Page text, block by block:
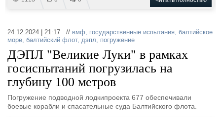
24.12.2024 | 21:17 // вмф, государственные испытания, балтийское
море, балтийский флот, дэпл, погружение
ДЭПЛ "Великие Луки" в рамках
госиспытаний погрузилась на
глубину 100 метров
Погружение подводной лодкипроекта 677 обеспечивали
боевые корабли и спасательные суда Балтийского флота.